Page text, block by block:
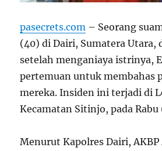
pasecrets.com – Seorang
(40) di Dairi, Sumatera Utara,
setelah menganiaya istrinya,
pertemuan untuk membahas
mereka. Insiden ini terjadi di
Kecamatan Sitinjo, pada
Menurut Kapolres Dairi, AKBP